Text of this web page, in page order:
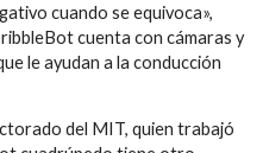
cuando se equivoca»,
cuenta con cámaras y
le ayudan a la conducción
del MIT, quien trabajó